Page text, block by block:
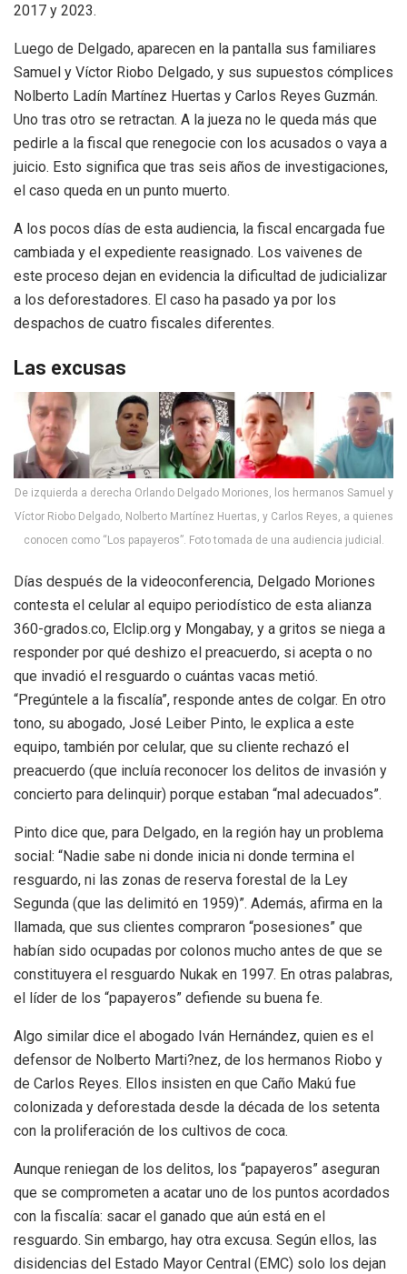
2017 y 2023.
Luego de Delgado, aparecen en la pantalla sus familiares
Samuel y Víctor Riobo Delgado, y sus supuestos cómplices
Nolberto Ladín Martínez Huertas y Carlos Reyes Guzmán.
Uno tras otro se retractan. A la jueza no le queda más que
pedirle a la fiscal que renegocie con los acusados o vaya a
juicio. Esto significa que tras seis años de investigaciones,
el caso queda en un punto muerto.
A los pocos días de esta audiencia, la fiscal encargada fue
cambiada y el expediente reasignado. Los vaivenes de
este proceso dejan en evidencia la dificultad de judicializar
a los deforestadores. El caso ha pasado ya por los
despachos de cuatro fiscales diferentes.
Las excusas
De izquierda a derecha Orlando Delgado Moriones, los hermanos Samuel y
Víctor Riobo Delgado, Nolberto Martínez Huertas, y Carlos Reyes, a quienes
conocen como “Los papayeros”. Foto tomada de una audiencia judicial.
Días después de la videoconferencia, Delgado Moriones
contesta el celular al equipo periodístico de esta alianza
360-grados.co, Elclip.org y Mongabay, y a gritos se niega a
responder por qué deshizo el preacuerdo, si acepta o no
que invadió el resguardo o cuántas vacas metió.
“Pregúntele a la fiscalía”, responde antes de colgar. En otro
tono, su abogado, José Leiber Pinto, le explica a este
equipo, también por celular, que su cliente rechazó el
preacuerdo (que incluía reconocer los delitos de invasión y
concierto para delinquir) porque estaban “mal adecuados”.
Pinto dice que, para Delgado, en la región hay un problema
social: “Nadie sabe ni donde inicia ni donde termina el
resguardo, ni las zonas de reserva forestal de la Ley
Segunda (que las delimitó en 1959)”. Además, afirma en la
llamada, que sus clientes compraron “posesiones” que
habían sido ocupadas por colonos mucho antes de que se
constituyera el resguardo Nukak en 1997. En otras palabras,
el líder de los “papayeros” defiende su buena fe.
Algo similar dice el abogado Iván Hernández, quien es el
defensor de Nolberto Marti?nez, de los hermanos Riobo y
de Carlos Reyes. Ellos insisten en que Caño Makú fue
colonizada y deforestada desde la década de los setenta
con la proliferación de los cultivos de coca.
Aunque reniegan de los delitos, los “papayeros” aseguran
que se comprometen a acatar uno de los puntos acordados
con la fiscalía: sacar el ganado que aún está en el
resguardo. Sin embargo, hay otra excusa. Según ellos, las
disidencias del Estado Mayor Central (EMC) solo los dejan